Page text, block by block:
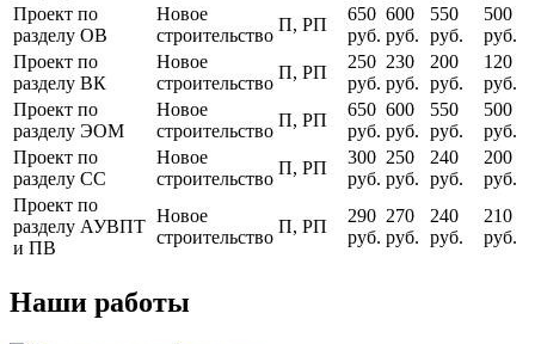
Проект по
разделу ОВ
Новое
строительство
П, РП
650
руб.
600
руб.
550
руб.
500
руб.
Проект по
разделу ВК
Новое
строительство
П, РП
250
руб.
230
руб.
200
руб.
120
руб.
Проект по
разделу ЭОМ
Новое
строительство
П, РП
650
руб.
600
руб.
550
руб.
500
руб.
Проект по
разделу СС
Новое
строительство
П, РП
300
руб.
250
руб.
240
руб.
200
руб.
Проект по
разделу АУВПТ
и ПВ
Новое
строительство
П, РП
290
руб.
270
руб.
240
руб.
210
руб.
Наши работы